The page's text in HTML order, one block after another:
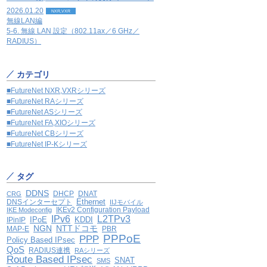
2026.01.20
NXR,VXR
無線LAN編
5-6. 無線 LAN 設定（802.11ax／6 GHz／
RADIUS）
カテゴリ
■FutureNet NXR,VXRシリーズ
■FutureNet RAシリーズ
■FutureNet ASシリーズ
■FutureNet FA,XIOシリーズ
■FutureNet CBシリーズ
■FutureNet IP-Kシリーズ
タグ
CRG DDNS DHCP DNAT
DNSインターセプト Ethernet
IIJモバイル
IKE Modeconfig
IKEv2 Configuration Payload
IPinIP
IPoE IPv6 KDDI L2TPv3
MAP-E NGN NTTドコモ PBR
Policy Based IPsec PPP PPPoE
QoS RADIUS連携 RAシリーズ
Route Based IPsec SMS SNAT